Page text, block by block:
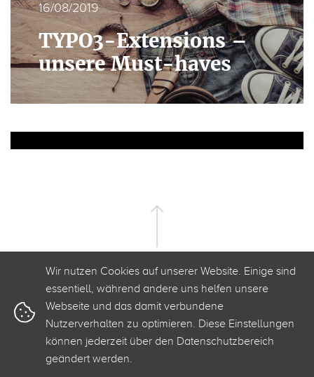
16/08/2019
TYPO3-Extensions –
unsere Must-haves
+49 341 3500 2520 info@clickstorm.de
Wir nutzen Cookies auf unserer Website. Einige sind
essentiell, während andere uns helfen unsere
Webseite und das damit verbundene
Nutzerverhalten zu optimieren. Diese Einstellungen
können jederzeit über den Datenschutzbereich
geändert werden.